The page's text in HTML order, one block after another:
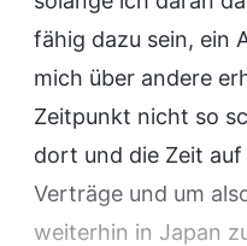
fähig dazu sein, ein
mich über andere
Zeitpunkt nicht so
dort und die Zeit
Verträge und um
weiterhin in Japan